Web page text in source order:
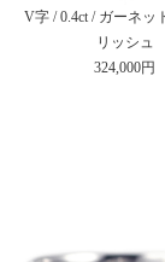
V字 / 0.4ct / ガーネッ
リッシュ
324,000円